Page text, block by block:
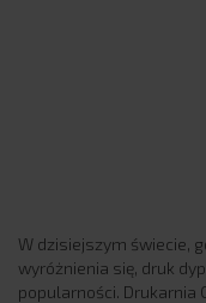
W dzisiejszym świecie,
wyróżnienia się, druk
popularności. Drukarnia